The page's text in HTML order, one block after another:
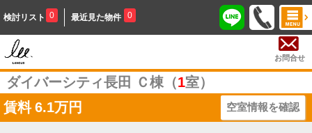
検討リスト 0 最近見た物件 0
お問合せ
ダイバーシティ長田 Ｃ棟（1室）
賃料 6.1万円 空室情報を確認